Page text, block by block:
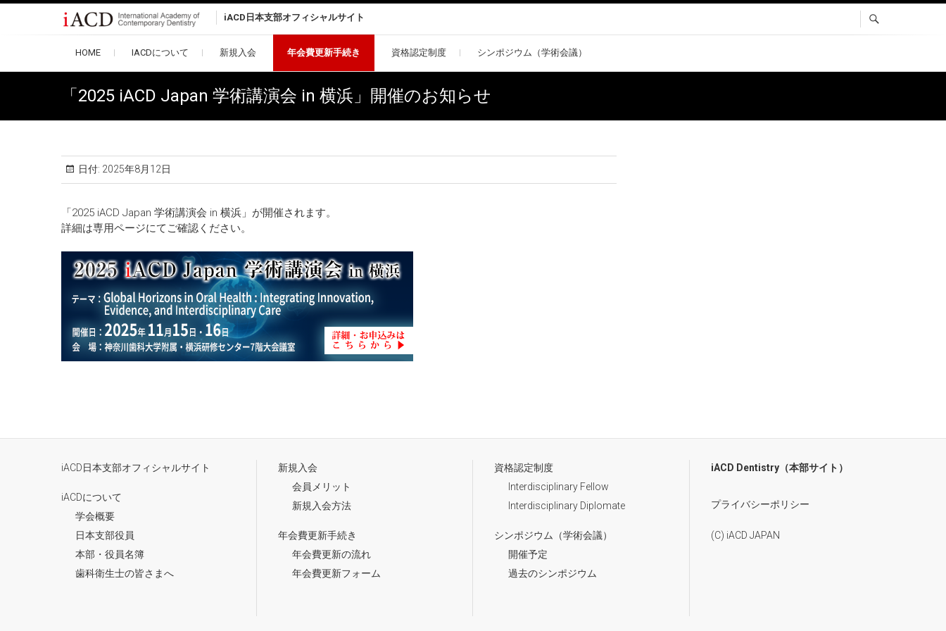
Skip
iACD日本支部オフィシャルサイト
HOME IACDについて 新規入会 年会費更新手続き 資格認定制度 シンポジウム（学術会議）
「2025 iACD Japan 学術講演会 in 横浜」開催のお知らせ
日付: 2025年8月12日
「2025 iACD Japan 学術講演会 in 横浜」が開催されます。
詳細は専用ページにてご確認ください。
iACD日本支部オフィシャルサイト
iACDについて
学会概要
日本支部役員
本部・役員名簿
歯科衛生士の皆さまへ
新規入会
会員メリット
新規入会方法
年会費更新手続き
年会費更新の流れ
年会費更新フォーム
資格認定制度
Interdisciplinary Fellow
Interdisciplinary Diplomate
シンポジウム（学術会議）
開催予定
過去のシンポジウム
iACD Dentistry（本部サイト）
プライバシーポリシー
(C) iACD JAPAN